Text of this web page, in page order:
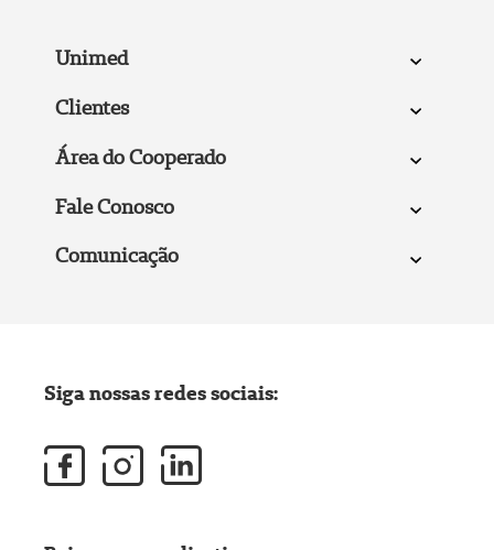
Unimed
Clientes
Área do Cooperado
Fale Conosco
Comunicação
Siga nossas redes sociais: